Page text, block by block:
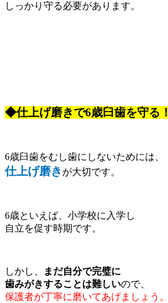
しっかり守る必要があります。
◆仕上げ磨きで6歳臼歯を守る！
6歳臼歯をむし歯にしないためには、
仕上げ磨き が大切です。
6歳といえば、小学校に入学し
自立を促す時期です。
しかし、
まだ自分で完璧に
歯みがきすることは難しいので、
保護者が丁寧に磨いてあげましょう。